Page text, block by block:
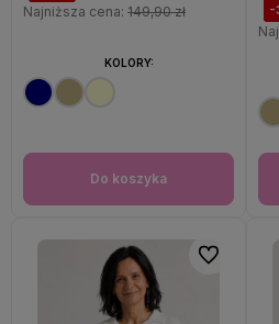
Najniższa cena: 149,90 zł
Do koszyka
KOLORY:
-
Do